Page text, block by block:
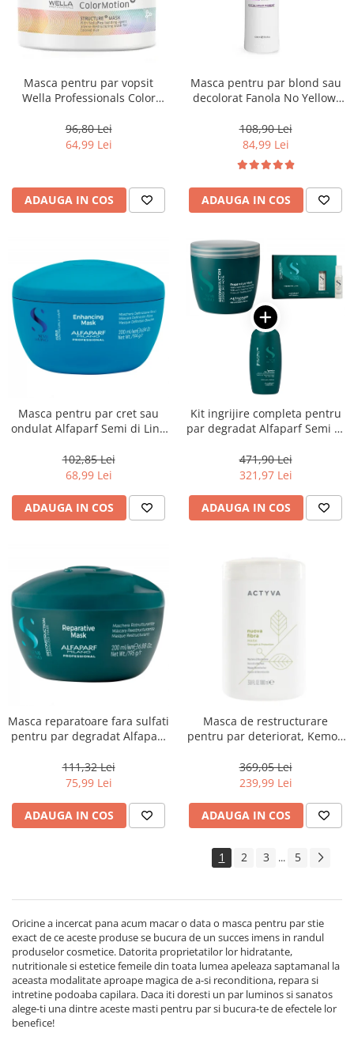
Masca pentru par vopsit
Wella Professionals Color
96,80 Lei
64,99 Lei
ADAUGA IN COS
Masca pentru par blond sau
decolorat Fanola No Yellow,
108,90 Lei
84,99 Lei
ADAUGA IN COS
Masca pentru par cret sau
ondulat Alfaparf Semi di Lino
102,85 Lei
68,99 Lei
ADAUGA IN COS
Kit ingrijire completa pentru
par degradat Alfaparf Semi di
Reparative, Salon Size
471,90 Lei
321,97 Lei
ADAUGA IN COS
Masca reparatoare fara sulfati
pentru par degradat Alfaparf
Reconstruction, 200 ml
111,32 Lei
75,99 Lei
ADAUGA IN COS
Masca de restructurare
pentru par deteriorat, Kemon
369,05 Lei
239,99 Lei
ADAUGA IN COS
1 2 3 ... 5
Oricine a incercat pana acum macar o data o masca pentru par stie
exact de ce aceste produse se bucura de un succes imens in randul
produselor cosmetice. Datorita proprietatilor lor hidratante,
nutritionale si estetice femeile din toata lumea apeleaza saptamanal la
aceasta modalitate aproape magica de a-si reconditiona, repara si
intretine podoaba capilara. Daca iti doresti un par luminos si sanatos
alege-ti una dintre aceste masti pentru par si bucura-te de efectele lor
benefice!